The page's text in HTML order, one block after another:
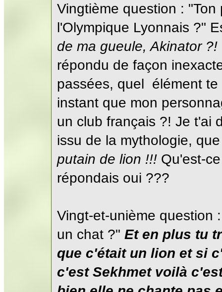
Vingtième question :
l'Olympique Lyonnais ?"
de ma gueule, Akinator ?!
répondu de façon
passées, quel élément
instant que mon
un club français ?! Je t'ai
issu de la mythologie,
putain de lion !!! Qu'est-
répondais oui ???
Vingt-et-unième question
un chat ?" Et en plus tu
que c'était un lion et si
c'est Sekhmet voilà